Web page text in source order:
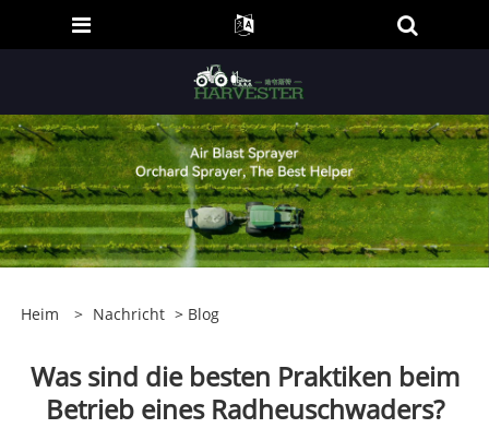
Heim > Nachricht > Blog
Was sind die besten Praktiken beim
Betrieb eines Radheuschwaders?